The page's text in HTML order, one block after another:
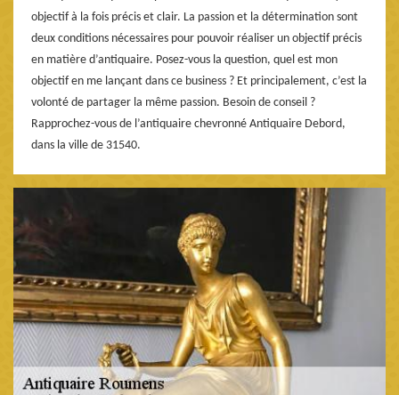
objectif à la fois précis et clair. La passion et la détermination sont
deux conditions nécessaires pour pouvoir réaliser un objectif précis
en matière d’antiquaire. Posez-vous la question, quel est mon
objectif en me lançant dans ce business ? Et principalement, c’est la
volonté de partager la même passion. Besoin de conseil ?
Rapprochez-vous de l’antiquaire chevronné Antiquaire Debord,
dans la ville de 31540.